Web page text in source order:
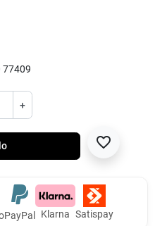
77409
+
favorite_border
PayPal Klarna Satispay